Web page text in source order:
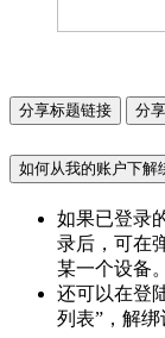
分享标题链接 分
如何从我的账户下解
如果已登录
录后，可在
某一个设备。
还可以在登
列表”，解绑